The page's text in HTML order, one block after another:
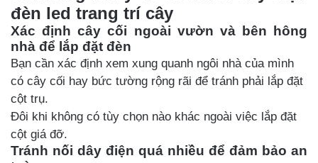
đèn led trang trí cây
Xác định cây cối ngoài vườn và bên hông
nhà để lắp đặt đèn
Bạn cần xác định xem xung quanh ngôi nhà của mình
có cây cối hay bức tường rộng rãi để tránh phải lắp đặt
cột trụ.
Đôi khi không có tùy chọn nào khác ngoài việc lắp đặt
cột giá đỡ.
Tránh nối dây điện quá nhiều để đảm bảo an